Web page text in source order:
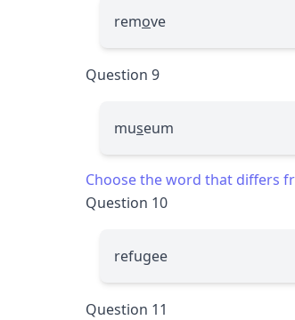
remove
Question 9
museum
Choose the word that differs
Question 10
refugee
Question 11